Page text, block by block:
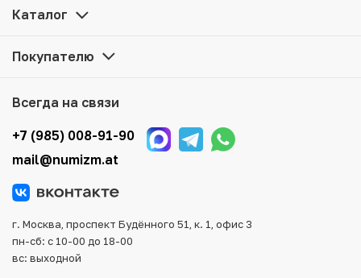
цене можно в нашем интернет-магазине — Вам
нашем складе.
того, возможен самовывоз товара из офиса магазина.
Для вашего удобства представлены несколько способов
оплаты и доставки заказа. Все отправления надежно и
тщательно упаковываются, что исключает возможность
Каталог
Покупателю
Всегда на связи
+7 (985) 008-91-90
mail@numizm.at
г. Москва, проспект Будённого 51, к. 1, офис 3
пн-сб: с 10-00 до 18-00
вс: выходной